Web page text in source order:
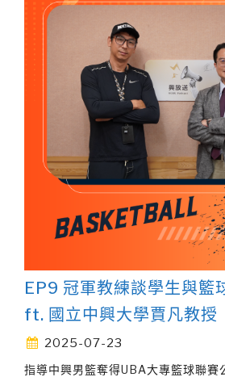
EP9 冠軍教練談學生與籃
ft. 國立中興大學賈凡教授
2025-07-23
指導中興男籃奪得UBA大專籃球聯賽